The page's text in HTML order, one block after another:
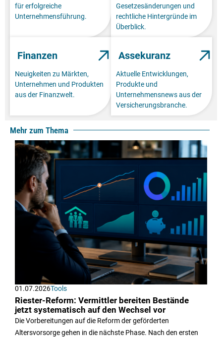
für erfolgreiche
Unternehmensführung.
Gesetzesänderungen und
rechtliche Hintergründe im
Überblick.
Finanzen
Neuigkeiten zu Märkten,
Unternehmen und Produkten
aus der Finanzwelt.
Assekuranz
Aktuelle Entwicklungen,
Produkte und
Unternehmensnews aus der
Versicherungsbranche.
Mehr zum Thema
01.07.2026Tools
Riester-Reform: Vermittler bereiten Bestände
jetzt systematisch auf den Wechsel vor
Die Vorbereitungen auf die Reform der geförderten
Altersvorsorge gehen in die nächste Phase. Nach den ersten